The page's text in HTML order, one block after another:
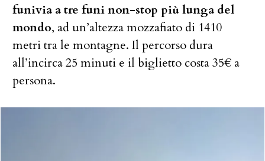
funivia a tre funi non-stop più lunga del
mondo, ad un’altezza mozzafiato di 1410
metri tra le montagne. Il percorso dura
all’incirca 25 minuti e il biglietto costa 35€ a
persona.